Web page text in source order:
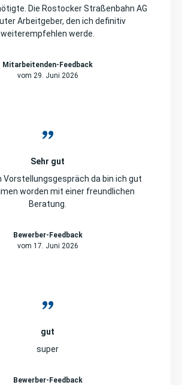
Die Rostocker Straßenbahn AG
Arbeitgeber, den ich definitiv
weiterempfehlen werde.
Mitarbeitenden-Feedback
vom 29. Juni 2026
Sehr gut
Vorstellungsgespräch da bin ich gut
worden mit einer freundlichen
Beratung.
Bewerber-Feedback
vom 17. Juni 2026
gut
super
Bewerber-Feedback